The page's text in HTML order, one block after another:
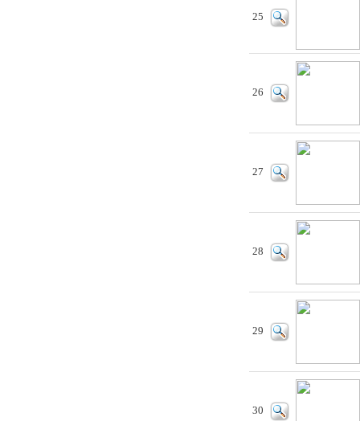
25
26
27
28
29
30